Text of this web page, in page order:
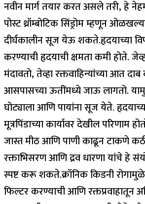
नवीन मार्ग तयार करत असले तरी, हे
पोस्ट थ्रॉम्बोटिक सिंड्रोम म्हणून
दीर्घकालीन सूज येऊ शकते.हृदयाच्या
करण्याची हृदयाची क्षमता कमी होते.
मंदावतो, तेव्हा रक्तवाहिन्यांच्या आत
आसपासच्या ऊतींमध्ये जाऊ लागतो.
घोट्याला आणि पायांना सूज येते.
मूत्रपिंडाच्या कार्यावर देखील परिणाम
जास्त मीठ आणि पाणी काढून टाकणे
रक्ताभिसरण आणि द्रव धारणा यांचे हे
स्पष्ट करू शकते.क्रॉनिक किडनी
फिल्टर करण्याची आणि रक्तप्रवाहातून